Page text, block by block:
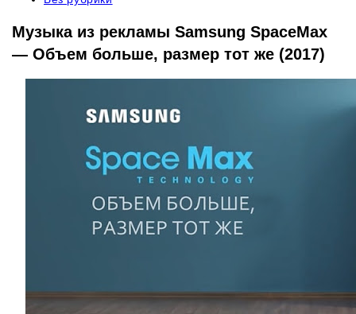
Музыка из рекламы Samsung SpaceMax
— Объем больше, размер тот же (2017)